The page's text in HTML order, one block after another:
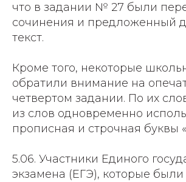
что в задании № 27 были
сочинения и предложенный
текст.
Кроме того, некоторые
обратили внимание на
четвертом задании. По их
из слов одновременно
прописная и строчная буквы
5.06. Участники Единого
экзамена (ЕГЭ), которые